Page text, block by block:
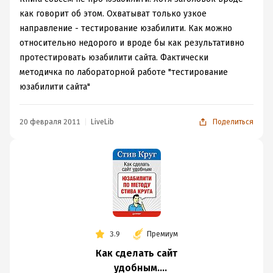
как говорит об этом. Охватыват только узкое
направление - тестирование юзабилити. Как можно
относительно недорого и вроде бы как результативно
протестировать юзабилити сайта. Фактически
методичка по лабораторной работе "тестирование
юзабилити сайта"
20 февраля 2011 LiveLib Поделиться
3.9 Премиум
Как сделать сайт
удобным.